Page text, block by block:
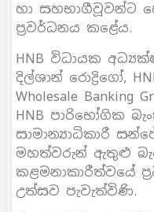
හා සහභාගීවූවන්ට
ප‍්‍රවර්ධනය කළේය.
HNB විධායක
දිල්ශාන් රොද්‍රිගෝ,
Wholesale
HNB පාරිභෝගික
සාමාන්‍යාධිකාරී
මහත්වරුන් ඇතුළු
කළමනාකාරීත්වයේ
උත්සව පැවැත්විණි.